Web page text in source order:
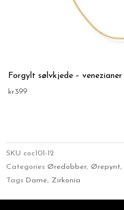
Forgylt sølvkjede – venezianer
kr399
SKU coc101-12
Categories Øredobber, Ørepynt,
Tags Dame, Zirkonia